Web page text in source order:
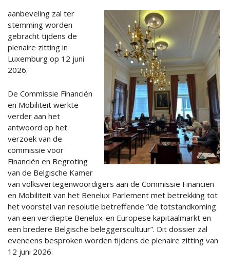
aanbeveling zal ter
stemming worden
gebracht tijdens de
plenaire zitting in
Luxemburg op 12 juni
2026.
De Commissie Financiën
en Mobiliteit werkte
verder aan het
antwoord op het
verzoek van de
commissie voor
Financiën en Begroting
van de Belgische Kamer
van volksvertegenwoordigers aan de Commissie Financiën
en Mobiliteit van het Benelux Parlement met betrekking tot
het voorstel van resolutie betreffende “de totstandkoming
van een verdiepte Benelux-en Europese kapitaalmarkt en
een bredere Belgische beleggerscultuur”. Dit dossier zal
eveneens besproken worden tijdens de plenaire zitting van
12 juni 2026.